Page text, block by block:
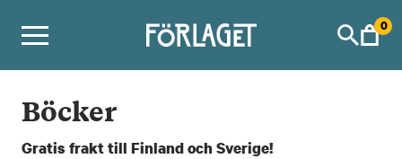
0
Böcker
Gratis frakt till Finland och Sverige!